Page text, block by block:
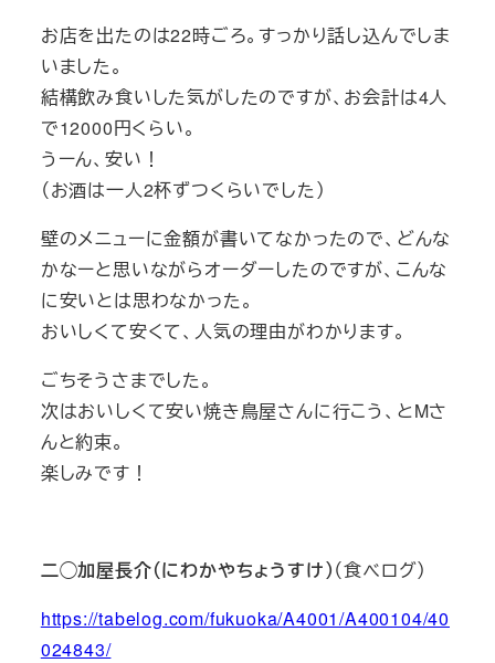
お店を出たのは22時ごろ。すっかり話し込んでしま
いました。
結構飲み食いした気がしたのですが、お会計は4人
で12000円くらい。
うーん、安い！
（お酒は一人2杯ずつくらいでした）
壁のメニューに金額が書いてなかったので、どんな
かなーと思いながらオーダーしたのですが、こんな
に安いとは思わなかった。
おいしくて安くて、人気の理由がわかります。
ごちそうさまでした。
次はおいしくて安い焼き鳥屋さんに行こう、とMさ
んと約束。
楽しみです！
二◯加屋長介（にわかやちょうすけ）（食べログ）
https://tabelog.com/fukuoka/A4001/A400104/40
024843/